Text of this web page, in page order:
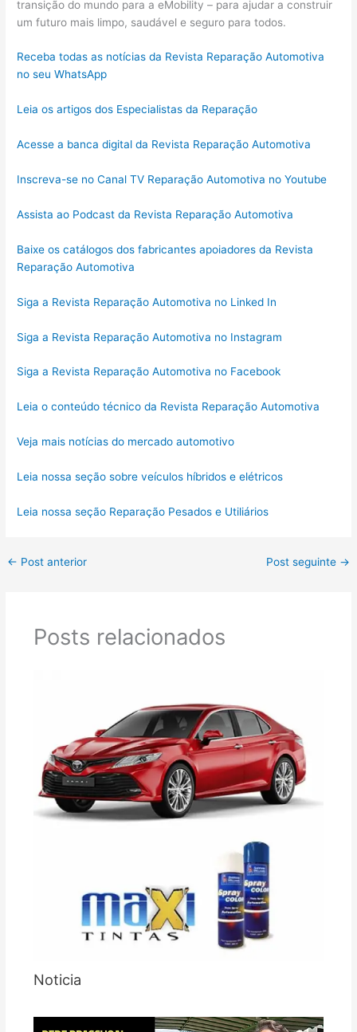
transição do mundo para a eMobility – para ajudar a construir
um futuro mais limpo, saudável e seguro para todos.
Receba todas as notícias da Revista Reparação Automotiva
no seu WhatsApp
Leia os artigos dos Especialistas da Reparação
Acesse a banca digital da Revista Reparação Automotiva
Inscreva-se no Canal TV Reparação Automotiva no Youtube
Assista ao Podcast da Revista Reparação Automotiva
Baixe os catálogos dos fabricantes apoiadores da Revista
Reparação Automotiva
Siga a Revista Reparação Automotiva no Linked In
Siga a Revista Reparação Automotiva no Instagram
Siga a Revista Reparação Automotiva no Facebook
Leia o conteúdo técnico da Revista Reparação Automotiva
Veja mais notícias do mercado automotivo
Leia nossa seção sobre veículos híbridos e elétricos
Leia nossa seção Reparação Pesados e Utiliários
← Post anterior Post seguinte →
Posts relacionados
Noticia